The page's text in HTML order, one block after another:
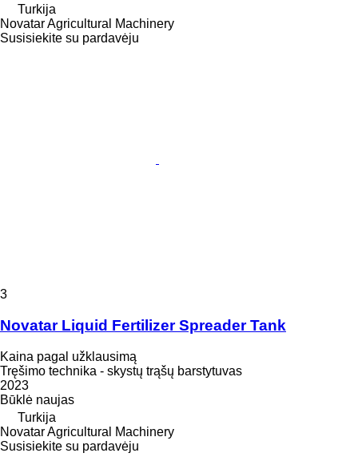
Turkija
Novatar Agricultural Machinery
Susisiekite su pardavėju
3
Novatar Liquid Fertilizer Spreader Tank
Kaina pagal užklausimą
Tręšimo technika - skystų trąšų barstytuvas
2023
Būklė naujas
Turkija
Novatar Agricultural Machinery
Susisiekite su pardavėju